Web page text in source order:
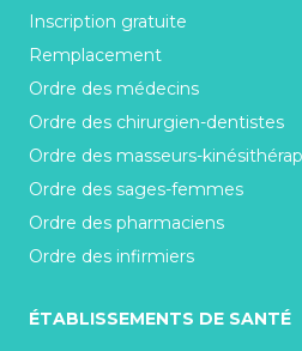
Inscription gratuite
Remplacement
Ordre des médecins
Ordre des chirurgien-dentistes
Ordre des masseurs-
Ordre des sages-femmes
Ordre des pharmaciens
Ordre des infirmiers
ÉTABLISSEMENTS DE SANTÉ